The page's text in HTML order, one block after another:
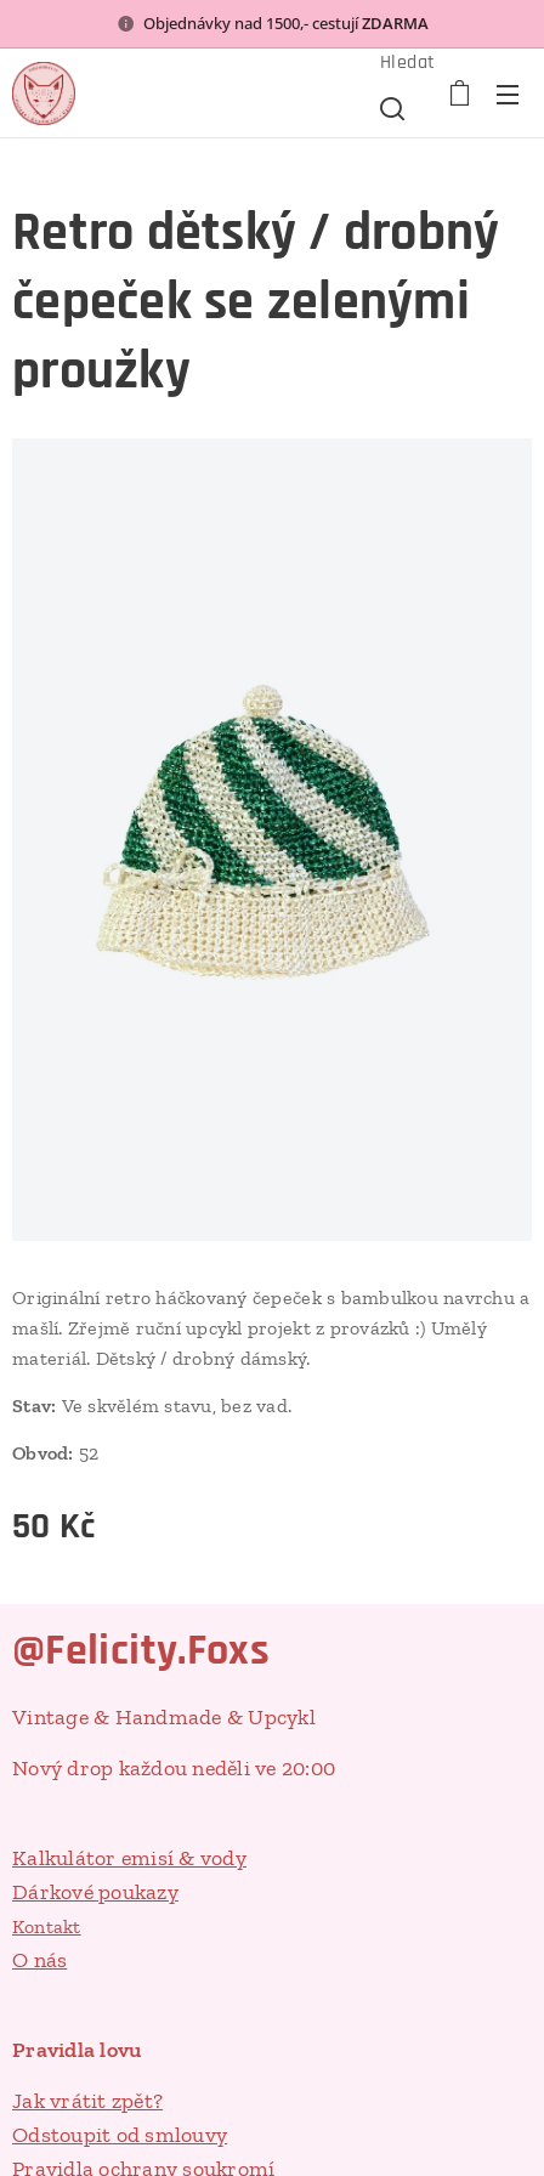
Objednávky nad 1500,- cestujíZDARMA
Hledat
Retro dětský / drobný
čepeček se zelenými
proužky
Originální retro háčkovaný čepeček s bambulkou navrchu a
mašlí. Zřejmě ruční upcykl projekt z provázků :) Umělý
materiál. Dětský / drobný dámský.
Stav: Ve skvělém stavu, bez vad.
Obvod: 52
50 Kč
@Felicity.Foxs
Vintage & Handmade & Upcykl
Nový drop každou neděli ve 20:00
Kalkulátor emisí & vody
Dárkové poukazy
Kontakt
O nás
Pravidla lovu
Jak vrátit zpět?
Odstoupit od smlouvy
Pravidla ochrany soukromí